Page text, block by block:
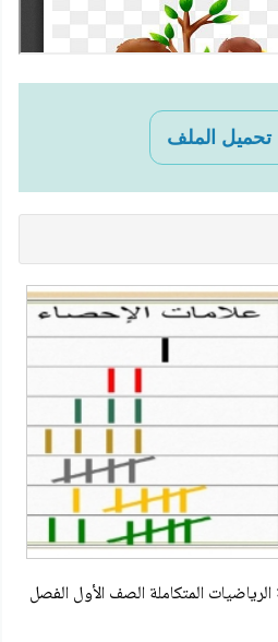
تحميل الملف
الرياضيات المتكاملة الصف الأول الفصل